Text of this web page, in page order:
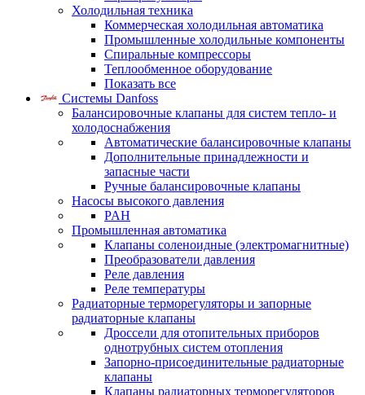
Холодильная техника
Коммерческая холодильная автоматика
Промышленные холодильные компоненты
Спиральные компрессоры
Теплообменное оборудование
Показать все
Системы Danfoss
Балансировочные клапаны для систем тепло- и
холодоснабжения
Автоматические балансировочные клапаны
Дополнительные принадлежности и
запасные части
Ручные балансировочные клапаны
Насосы высокого давления
PAH
Промышленная автоматика
Клапаны соленоидные (электромагнитные)
Преобразователи давления
Реле давления
Реле температуры
Радиаторные терморегуляторы и запорные
радиаторные клапаны
Дроссели для отопительных приборов
однотрубных систем отопления
Запорно-присоединительные радиаторные
клапаны
Клапаны радиаторных терморегуляторов